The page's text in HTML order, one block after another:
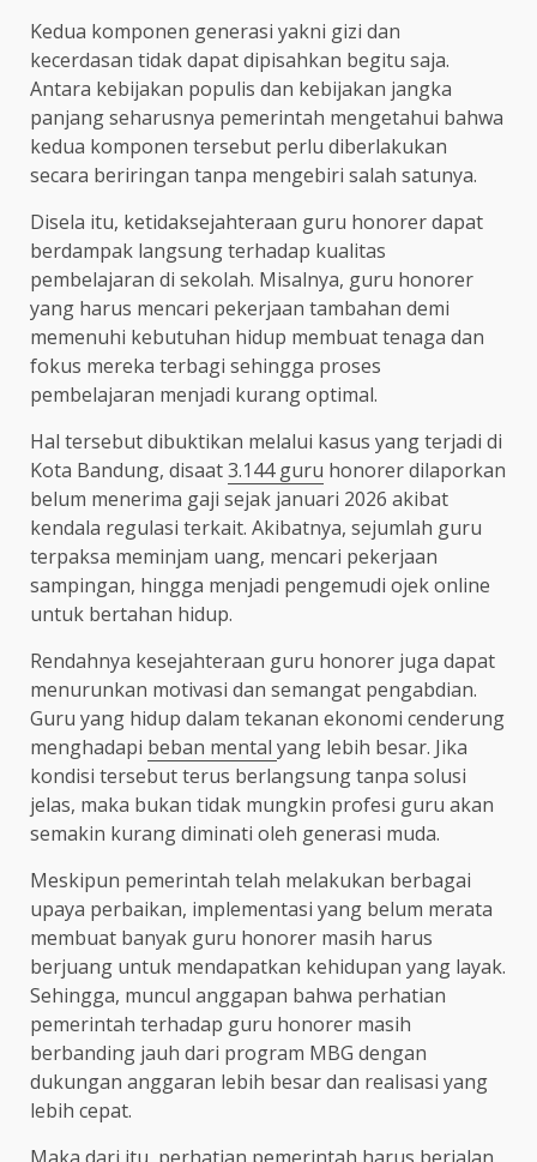
Kedua komponen generasi yakni gizi dan
kecerdasan tidak dapat dipisahkan begitu saja.
Antara kebijakan populis dan kebijakan jangka
panjang seharusnya pemerintah mengetahui bahwa
kedua komponen tersebut perlu diberlakukan
secara beriringan tanpa mengebiri salah satunya.
Disela itu, ketidaksejahteraan guru honorer dapat
berdampak langsung terhadap kualitas
pembelajaran di sekolah. Misalnya, guru honorer
yang harus mencari pekerjaan tambahan demi
memenuhi kebutuhan hidup membuat tenaga dan
fokus mereka terbagi sehingga proses
pembelajaran menjadi kurang optimal.
Hal tersebut dibuktikan melalui kasus yang terjadi di
Kota Bandung, disaat3.144 guru honorer dilaporkan
belum menerima gaji sejak januari 2026 akibat
kendala regulasi terkait. Akibatnya, sejumlah guru
terpaksa meminjam uang, mencari pekerjaan
sampingan, hingga menjadi pengemudi ojek online
untuk bertahan hidup.
Rendahnya kesejahteraan guru honorer juga dapat
menurunkan motivasi dan semangat pengabdian.
Guru yang hidup dalam tekanan ekonomi cenderung
menghadapi beban mental yang lebih besar. Jika
kondisi tersebut terus berlangsung tanpa solusi
jelas, maka bukan tidak mungkin profesi guru akan
semakin kurang diminati oleh generasi muda.
Meskipun pemerintah telah melakukan berbagai
upaya perbaikan, implementasi yang belum merata
membuat banyak guru honorer masih harus
berjuang untuk mendapatkan kehidupan yang layak.
Sehingga, muncul anggapan bahwa perhatian
pemerintah terhadap guru honorer masih
berbanding jauh dari program MBG dengan
dukungan anggaran lebih besar dan realisasi yang
lebih cepat.